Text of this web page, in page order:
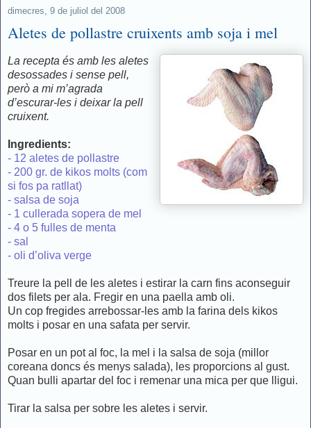
dimecres, 9 de juliol del 2008
Aletes de pollastre cruixents amb soja i mel
La recepta és amb les aletes
desossades i sense pell,
però a mi m’agrada
d’escurar-les i deixar la pell
cruixent.
Ingredients:
- 12 aletes de pollastre
- 200 gr. de kikos molts (com
si fos pa ratllat)
- salsa de soja
- 1 cullerada sopera de mel
- 4 o 5 fulles de menta
- sal
- oli d’oliva verge
Treure la pell de les aletes i estirar la carn fins aconseguir
dos filets per ala. Fregir en una paella amb oli.
Un cop fregides arrebossar-les amb la farina dels kikos
molts i posar en una safata per servir.
Posar en un pot al foc, la mel i la salsa de soja (millor
coreana doncs és menys salada), les proporcions al gust.
Quan bulli apartar del foc i remenar una mica per que lligui.
Tirar la salsa per sobre les aletes i servir.